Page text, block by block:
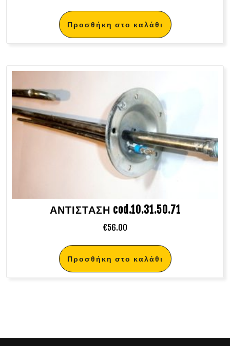
Προσθήκη στο καλάθι
ΑΝΤΙΣΤΑΣΗ cod.10.31.50.71
€56.00
Προσθήκη στο καλάθι